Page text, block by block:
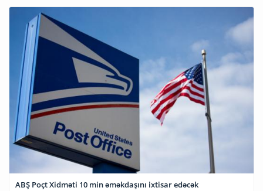
ABŞ Poçt Xidməti 10 min əməkdaşını ixtisar edəcək